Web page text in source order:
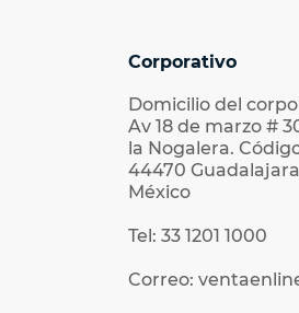
Corporativo
Domicilio del
Av 18 de marzo #
la Nogalera.
44470
México
Tel: 33 1201 1000
Correo: